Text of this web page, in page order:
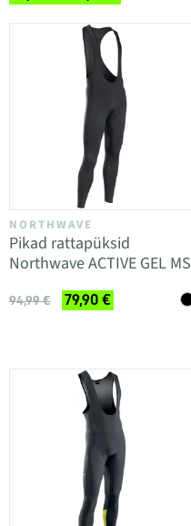
NORTHWAVE
Pikad rattapüksid
Northwave ACTIVE GEL MS
94,99 € 79,90 €